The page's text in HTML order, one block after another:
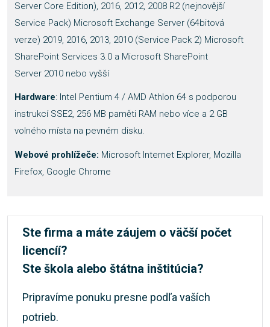
Server Core Edition), 2016, 2012, 2008 R2 (nejnovější
Service Pack) Microsoft Exchange Server (64bitová
verze) 2019, 2016, 2013, 2010 (Service Pack 2) Microsoft
SharePoint Services 3.0 a Microsoft SharePoint
Server 2010 nebo vyšší
Hardware: Intel Pentium 4 / AMD Athlon 64 s podporou
instrukcí SSE2, 256 MB paměti RAM nebo více a 2 GB
volného místa na pevném disku.
Webové prohlížeče: Microsoft Internet Explorer, Mozilla
Firefox, Google Chrome
Ste firma a máte záujem o väčší počet
licencíí?
Ste škola alebo štátna inštitúcia?
Pripravíme ponuku presne podľa vaších
potrieb.